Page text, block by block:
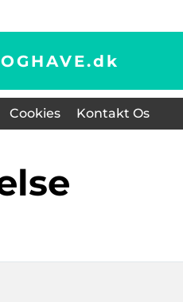
dk
Cookies Kontakt Os